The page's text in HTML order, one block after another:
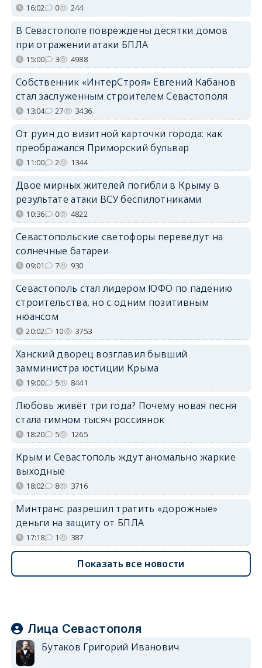
16:02 0 244
В Севастополе повреждены десятки домов
при отражении атаки БПЛА
15:00 3 4988
Собственник «ИнтерСтроя» Евгений Кабанов
стал заслуженным строителем Севастополя
13:04 27 3436
От руин до визитной карточки города: как
преображался Приморский бульвар
11:00 2 1344
Двое мирных жителей погибли в Крыму в
результате атаки ВСУ беспилотниками
10:36 0 4822
Севастопольские светофоры переведут на
солнечные батареи
09:01 7 930
Севастополь стал лидером ЮФО по падению
строительства, но с одним позитивным
нюансом
20:02 10 3753
Ханский дворец возглавил бывший
замминистра юстиции Крыма
19:00 5 8441
Любовь живёт три года? Почему новая песня
стала гимном тысяч россиянок
18:20 5 1265
Крым и Севастополь ждут аномально жаркие
выходные
18:02 8 3716
Минтранс разрешил тратить «дорожные»
деньги на защиту от БПЛА
17:18 1 387
Показать все новости
Лица Севастополя
Бутаков Григорий Иванович